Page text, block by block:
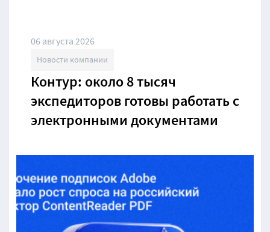
06 августа 2026
Новости компании
Контур: около 8 тысяч
экспедиторов готовы работать с
электронными документами